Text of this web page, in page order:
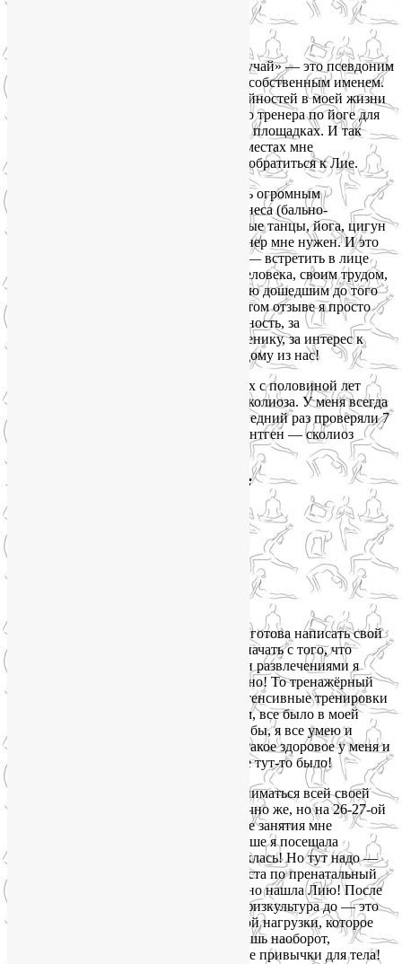
«Я верю, что «случай» — это псевдоним
Бога, когда он не хочет подписываться собственным именем.
Я верю в случайности. Одной из случайностей в моей жизни
было найти Лию. Я искала осознанного тренера по йоге для
беременных. Искала долго и на разных площадках. И так
получилось, что одновременно в двух местах мне
«совершенно случайно» посоветовали обратиться к Лие.
Поскольку до беременности занималась огромным
количеством разных видов спорта-фитнеса (бально-
спортивные, всевозможные современные танцы, йога, цигун
и пр.), имела представление, какой тренер мне нужен. И это
стало действительно подарком судьбы — встретить в лице
Лии Мастера своего дела. Встретить Человека, своим трудом,
упорством и абсолютной осознанностью дошедшим до того
дела, к которому у него призвание. В этом отзыве я просто
хочу сказать Лие спасибо за внимательность, за
индивидуальный подход к каждому ученику, за интерес к
своему делу и небезразличность к каждому из нас!
Один из удивительных результатов двух с половиной лет
наших занятий йогой — уменьшение сколиоза. У меня всегда
был диагноз «сколиоз II степени», последний раз проверяли 7
лет назад. Недавно снова сходила на рентген — сколиоз
Анастасия Кулевская, 30 лет, Москва:
«Итак, наконец,я готова написать свой
отзыв о наших занятиях! Хотелось бы начать с того, что
спортом, фитнесом и всеми подобными развлечениями я
занимаюсь давно и достаточно регулярно! То тренажёрный
зал и силовые тренировки, то бег и интенсивные тренировки
на выносливость, то плавание, в общем, все было в моей
физкультурной жизни. И уже, казалось бы, я все умею и
чувствую своё тело и считаю, что оно такое здоровое у меня и
натренированное, но… оказывается, не тут-то было!
Когда я забеременела, я продолжала заниматься всей своей
физкультурой, менее интенсивно, конечно же, но на 26-27-ой
неделе по медицинским показаниям все занятия мне
запретили и осталась только йога! Раньше я посещала
несколько занятий, но как-то не прониклась! Но тут надо —
значит надо! Я начала искать специалиста по пренатальный
йоге и совершенно случайно и волшебно нашла Лию! После
первого занятия я поняла, что вся моя физкультура до — это
было лишь какое-то подобие физической нагрузки, которое
меня уж никак не делало здоровее, а лишь наоборот,
изнашивало и прививало неправильные привычки для тела!